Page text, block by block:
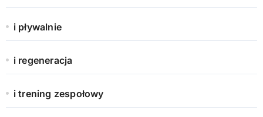
i pływalnie
i regeneracja
i trening zespołowy